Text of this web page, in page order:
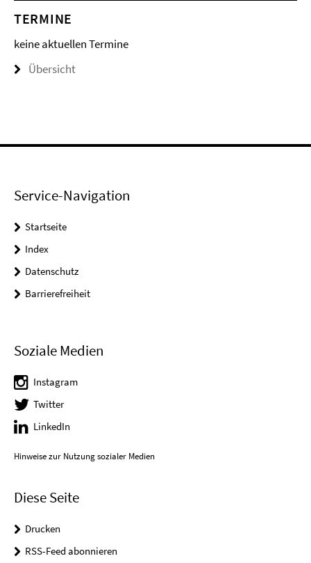
TERMINE
keine aktuellen Termine
Übersicht
Service-Navigation
Startseite
Index
Datenschutz
Barrierefreiheit
Soziale Medien
Instagram
Twitter
LinkedIn
Hinweise zur Nutzung sozialer Medien
Diese Seite
Drucken
RSS-Feed abonnieren